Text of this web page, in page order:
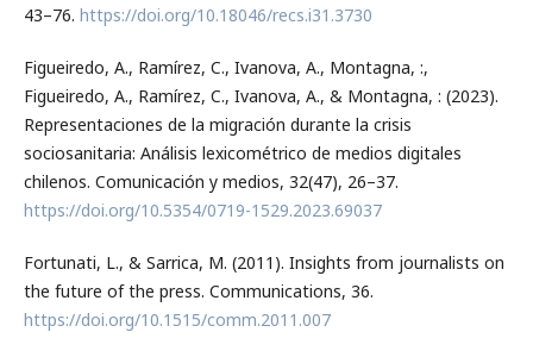
43–76. https://doi.org/10.18046/recs.i31.3730
Figueiredo, A., Ramírez, C., Ivanova, A., Montagna, :,
Figueiredo, A., Ramírez, C., Ivanova, A., & Montagna, : (2023).
Representaciones de la migración durante la crisis
sociosanitaria: Análisis lexicométrico de medios digitales
chilenos. Comunicación y medios, 32(47), 26–37.
https://doi.org/10.5354/0719-1529.2023.69037
Fortunati, L., & Sarrica, M. (2011). Insights from journalists on
the future of the press. Communications, 36.
https://doi.org/10.1515/comm.2011.007